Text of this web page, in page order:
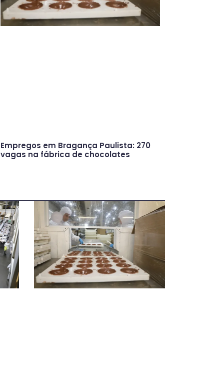
Empregos em Bragança Paulista: 270
vagas na fábrica de chocolates